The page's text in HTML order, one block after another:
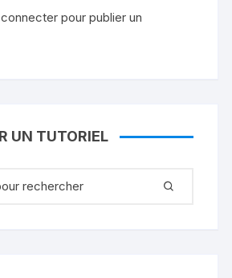
pour publier un
UN TUTORIEL